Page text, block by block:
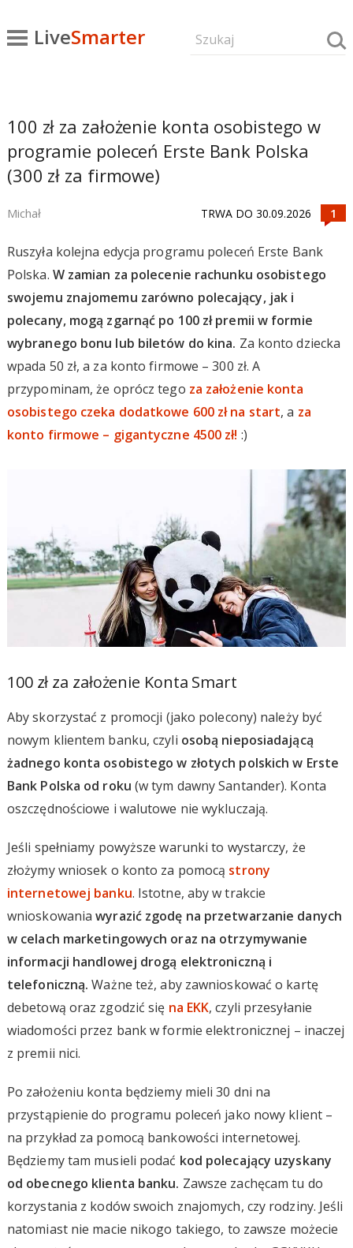
LiveSmarter
100 zł za założenie konta osobistego w
programie poleceń Erste Bank Polska
(300 zł za firmowe)
Michał TRWA DO 30.09.2026
Ruszyła kolejna edycja programu poleceń Erste Bank
Polska. W zamian za polecenie rachunku osobistego
swojemu znajomemu zarówno polecający, jak i
polecany, mogą zgarnąć po 100 zł premii w formie
wybranego bonu lub biletów do kina. Za konto dziecka
wpada 50 zł, a za konto firmowe – 300 zł. A
przypominam, że oprócz tego za założenie konta
osobistego czeka dodatkowe 600 zł na start, a za
konto firmowe – gigantyczne 4500 zł! :)
100 zł za założenie Konta Smart
Aby skorzystać z promocji (jako polecony) należy być
nowym klientem banku, czyli osobą nieposiadającą
żadnego konta osobistego w złotych polskich w Erste
Bank Polska od roku (w tym dawny Santander). Konta
oszczędnościowe i walutowe nie wykluczają.
Jeśli spełniamy powyższe warunki to wystarczy, że
złożymy wniosek o konto za pomocą strony
internetowej banku. Istotne, aby w trakcie
wnioskowaniawyrazić zgodę na przetwarzanie danych
w celach marketingowych oraz na otrzymywanie
informacji handlowej drogą elektroniczną i
telefoniczną. Ważne też, aby zawnioskować o kartę
debetową oraz zgodzić się na EKK, czyli przesyłanie
wiadomości przez bank w formie elektronicznej – inaczej
z premii nici.
Po założeniu konta będziemy mieli 30 dni na
przystąpienie do programu poleceń jako nowy klient –
na przykład za pomocą bankowości internetowej.
Będziemy tam musieli podać kod polecający uzyskany
od obecnego klienta banku. Zawsze zachęcam tu do
korzystania z kodów swoich znajomych, czy rodziny. Jeśli
natomiast nie macie nikogo takiego, to zawsze możecie